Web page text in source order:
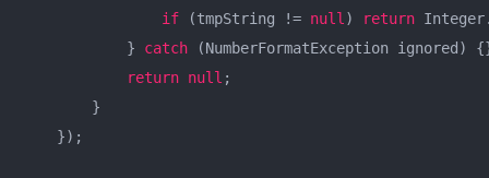
if (tmpString != null ) return
            }
catch (NumberFormatException ignored)
return null ;
        }
    });